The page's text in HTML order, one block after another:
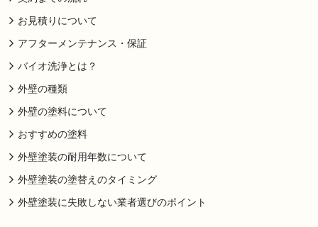
お見積りについて
アフターメンテナンス・保証
バイオ洗浄とは？
外壁の種類
外壁の塗料について
おすすめの塗料
外壁塗装の耐用年数について
外壁塗装の塗替えのタイミング
外壁塗装に失敗しない業者選びのポイント